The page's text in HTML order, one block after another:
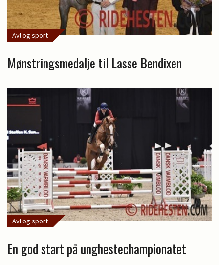
Avl og sport
Mønstringsmedalje til Lasse Bendixen
Avl og sport
En god start på unghestechampionatet